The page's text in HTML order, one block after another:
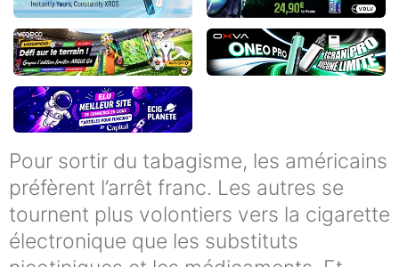
Pour sortir du tabagisme, les américains
préfèrent l’arrêt franc. Les autres se
tournent plus volontiers vers la cigarette
électronique que les substituts